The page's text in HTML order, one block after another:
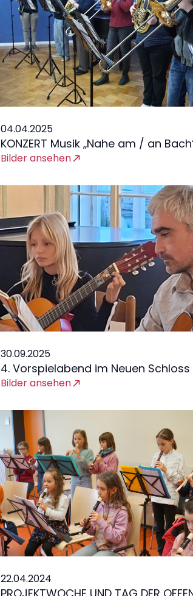
04.04.2025
KONZERT Musik „Nahe am / an
Bilder ansehen
30.09.2025
4. Vorspielabend im Neuen Schloss
Bilder ansehen
22.04.2024